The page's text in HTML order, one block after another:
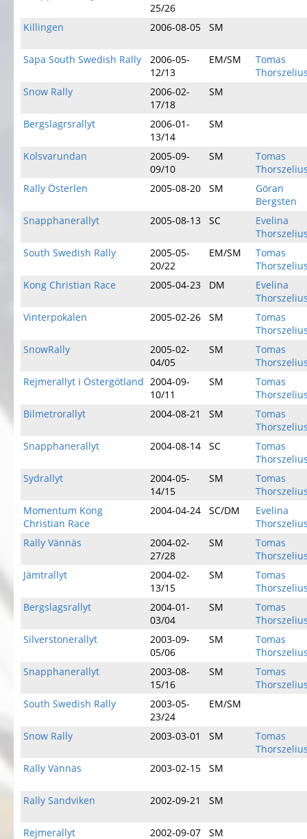
25/26
Killingen 2006-08-05 SM
Sapa South Swedish Rally
2006-05-
12/13
EM/SM
Tomas
Snow Rally
2006-02-
17/18
SM
Bergslagrsrallyt
2006-01-
13/14
SM
Kolsvarundan
2005-09-
09/10
SM
Tomas
Rally Österlen
2005-08-20 SM
Göran
Bergsten
Snapphanerallyt
2005-08-13 SC
Evelina
South Swedish Rally
2005-05-
20/22
EM/SM
Tomas
Kong Christian Race
2005-04-23 DM
Evelina
Vinterpokalen
2005-02-26 SM
Tomas
SnowRally
2005-02-
04/05
SM
Tomas
Rejmerallyt i Östergötland 2004-09-
10/11
SM
Tomas
Bilmetrorallyt
2004-08-21 SM
Tomas
Snapphanerallyt
2004-08-14 SC
Tomas
Sydrallyt
2004-05-
14/15
SM
Tomas
Momentum Kong
Christian Race
2004-04-24 SC/DM
Evelina
Rally Vännäs
2004-02-
27/28
SM
Tomas
Jämtrallyt
2004-02-
13/15
SM
Tomas
Bergslagsrallyt
2004-01-
03/04
SM
Tomas
Silverstonerallyt
2003-09-
05/06
SM
Tomas
Snapphanerallyt
2003-08-
15/16
SM
Tomas
South Swedish Rally
2003-05-
23/24
EM/SM
Snow Rally 2003-03-01 SM
Tomas
Rally Vännäs
2003-02-15 SM
Rally Sandviken 2002-09-21 SM
Rejmerallyt 2002-09-07 SM